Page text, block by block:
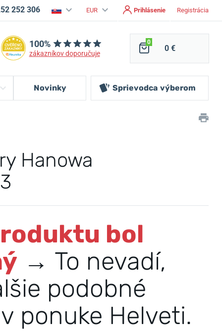
252 306 EUR Prihlásenie Registrácia
100%
zákazníkov doporučuje
0
0 €
Novinky Sprievodca výberom
Hanowa
bol
→ To nevadí,
podobné
ponuke Helveti.